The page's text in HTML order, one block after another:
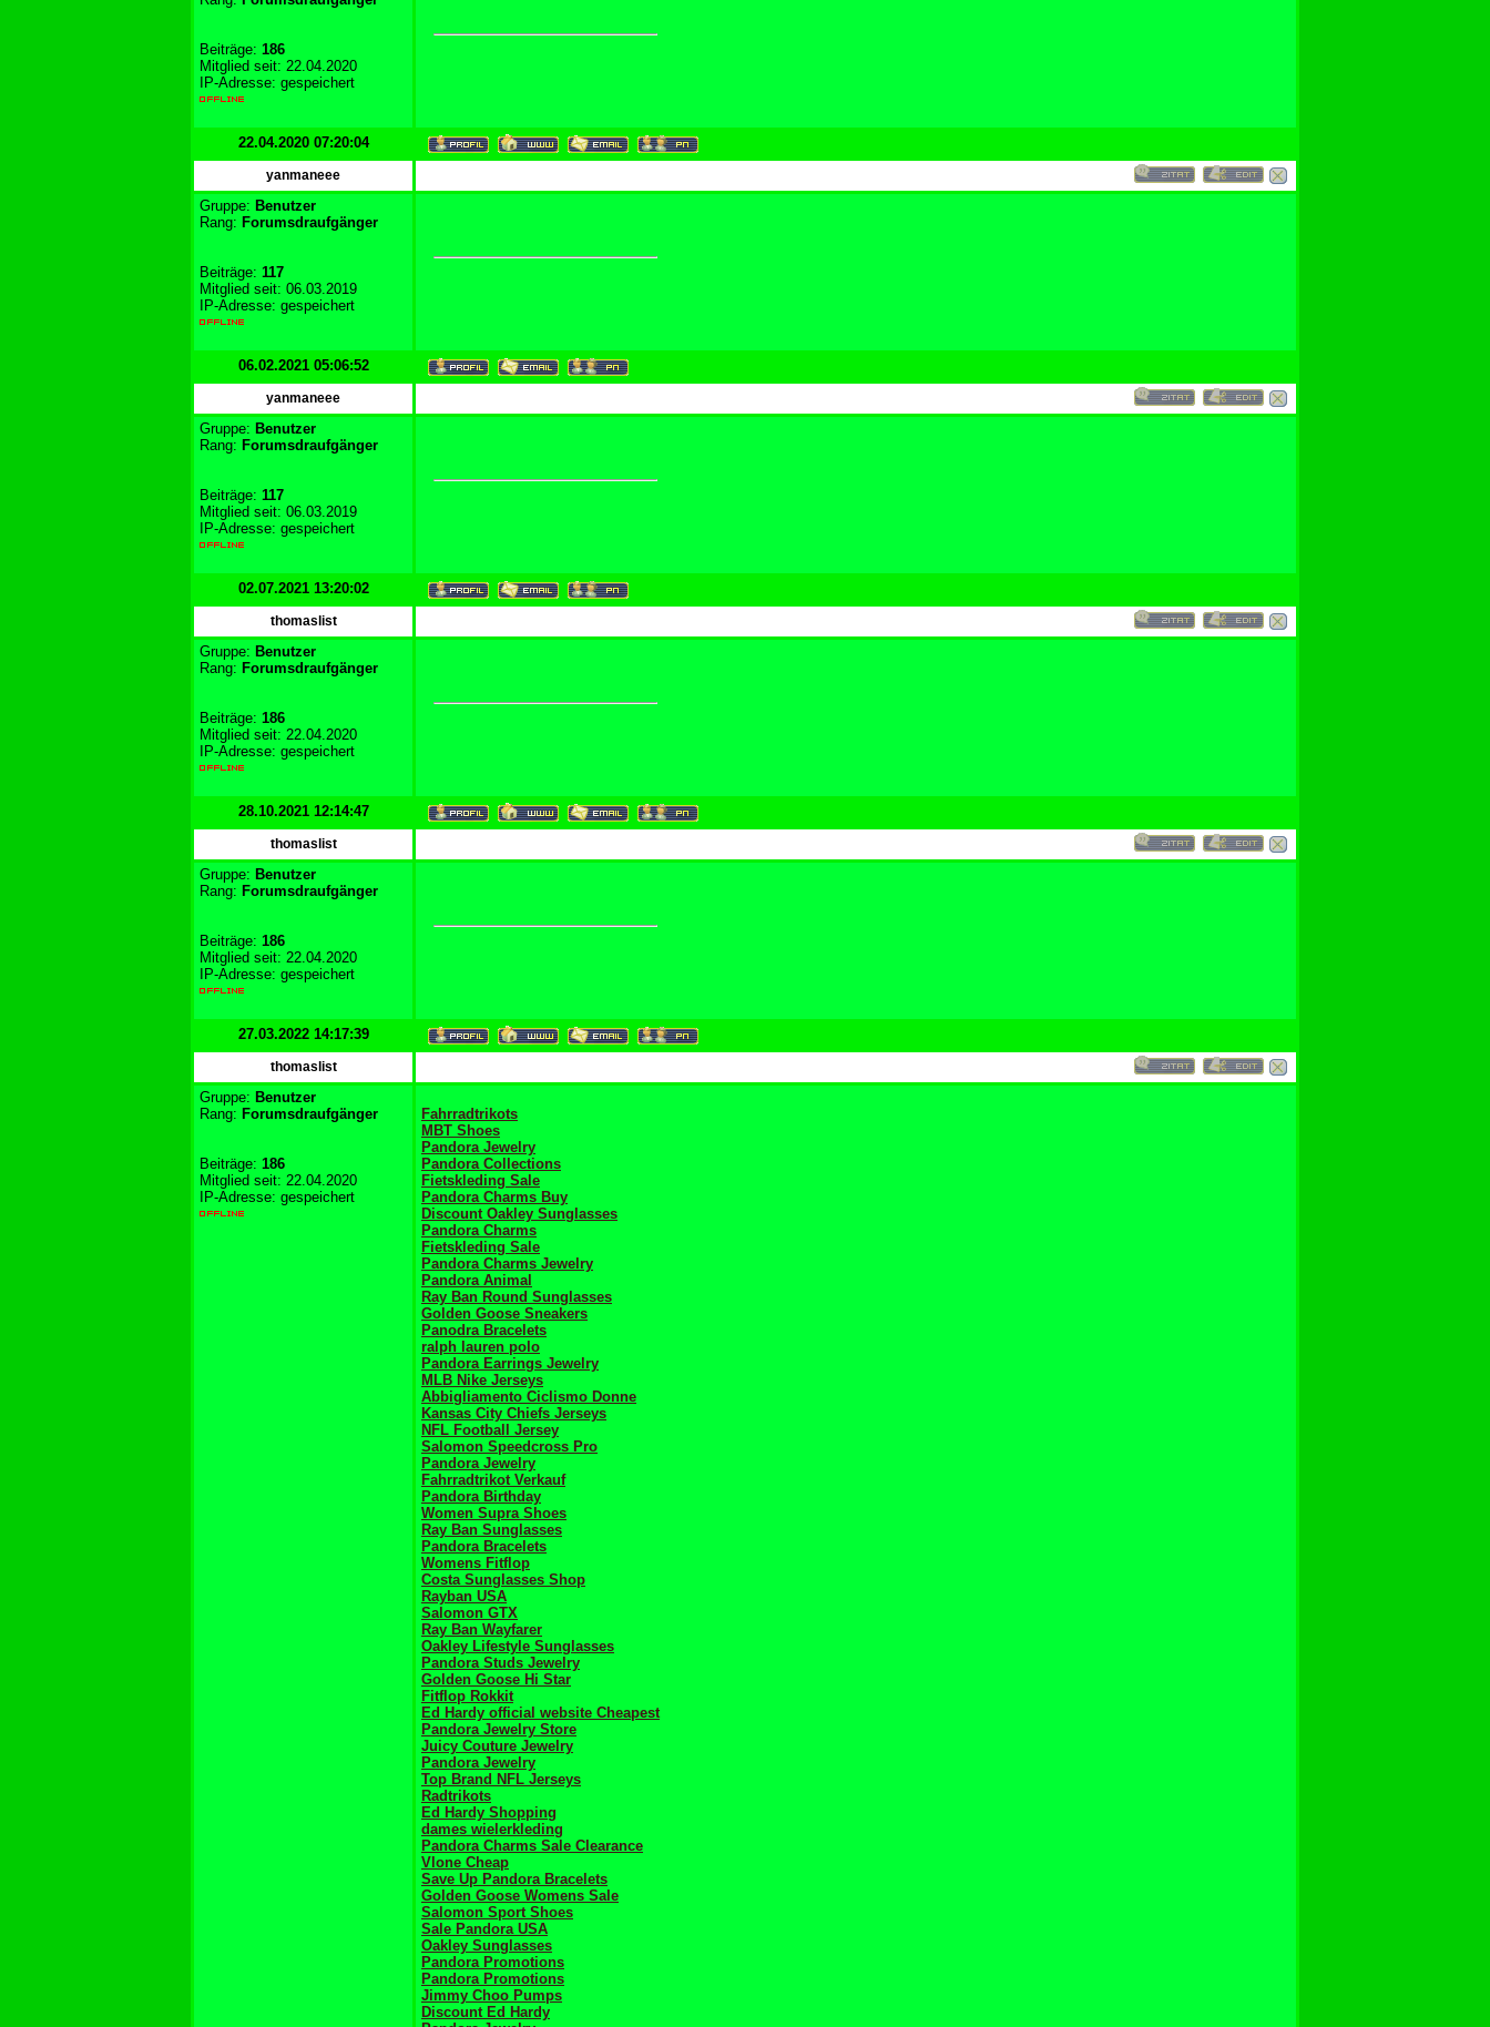
Beiträge: 186
Mitglied seit: 22.04.2020
IP-Adresse: gespeichert
22.04.2020 07:20:04
yanmaneee
Gruppe: Benutzer
Rang: Forumsdraufgänger
Beiträge: 117
Mitglied seit: 06.03.2019
IP-Adresse: gespeichert
06.02.2021 05:06:52
yanmaneee
Gruppe: Benutzer
Rang: Forumsdraufgänger
Beiträge: 117
Mitglied seit: 06.03.2019
IP-Adresse: gespeichert
02.07.2021 13:20:02
thomaslist
Gruppe: Benutzer
Rang: Forumsdraufgänger
Beiträge: 186
Mitglied seit: 22.04.2020
IP-Adresse: gespeichert
28.10.2021 12:14:47
thomaslist
Gruppe: Benutzer
Rang: Forumsdraufgänger
Beiträge: 186
Mitglied seit: 22.04.2020
IP-Adresse: gespeichert
27.03.2022 14:17:39
thomaslist
Gruppe: Benutzer
Rang: Forumsdraufgänger
Beiträge: 186
Mitglied seit: 22.04.2020
IP-Adresse: gespeichert
Fahrradtrikots
MBT Shoes
Pandora Jewelry
Pandora Collections
Fietskleding Sale
Pandora Charms Buy
Discount Oakley Sunglasses
Pandora Charms
Fietskleding Sale
Pandora Charms Jewelry
Pandora Animal
Ray Ban Round Sunglasses
Golden Goose Sneakers
Panodra Bracelets
ralph lauren polo
Pandora Earrings Jewelry
MLB Nike Jerseys
Abbigliamento Ciclismo Donne
Kansas City Chiefs Jerseys
NFL Football Jersey
Salomon Speedcross Pro
Pandora Jewelry
Fahrradtrikot Verkauf
Pandora Birthday
Women Supra Shoes
Ray Ban Sunglasses
Pandora Bracelets
Womens Fitflop
Costa Sunglasses Shop
Rayban USA
Salomon GTX
Ray Ban Wayfarer
Oakley Lifestyle Sunglasses
Pandora Studs Jewelry
Golden Goose Hi Star
Fitflop Rokkit
Ed Hardy official website Cheapest
Pandora Jewelry Store
Juicy Couture Jewelry
Pandora Jewelry
Top Brand NFL Jerseys
Radtrikots
Ed Hardy Shopping
dames wielerkleding
Pandora Charms Sale Clearance
Vlone Cheap
Save Up Pandora Bracelets
Golden Goose Womens Sale
Salomon Sport Shoes
Sale Pandora USA
Oakley Sunglasses
Pandora Promotions
Pandora Promotions
Jimmy Choo Pumps
Discount Ed Hardy